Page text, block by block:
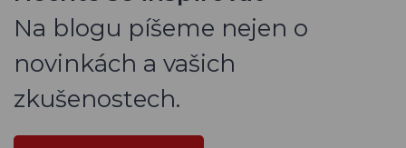
Na blogu píšeme nejen o
novinkách a vašich
zkušenostech.